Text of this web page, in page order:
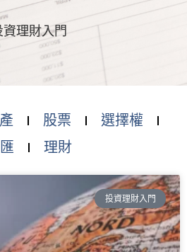
資理財入門
股票
選擇權
理財
投資理財入門
面